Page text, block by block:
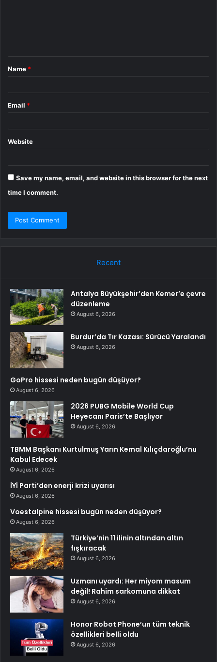
*
Name *
Email *
Website
Save my name, email, and website in this browser for the next
time I comment.
Recent
Antalya Büyükşehir’den Kemer’e çevre
düzenleme
August 6, 2026
Burdur’da Tır Kazası: Sürücü Yaralandı
August 6, 2026
GoPro hissesi neden bugün düşüyor?
August 6, 2026
2026 PUBG Mobile World Cup
Heyecanı Paris’te Başlıyor
August 6, 2026
TBMM Başkanı Kurtulmuş Yarın Kemal Kılıçdaroğlu’nu
Kabul Edecek
August 6, 2026
İYİ Parti’den enerji krizi uyarısı
August 6, 2026
Voestalpine hissesi bugün neden düşüyor?
August 6, 2026
Türkiye’nin 11 ilinin altından altın
fışkıracak
August 6, 2026
Uzmanı uyardı: Her miyom masum
değil! Rahim sarkomuna dikkat
August 6, 2026
Honor Robot Phone’un tüm teknik
özellikleri belli oldu
August 6, 2026